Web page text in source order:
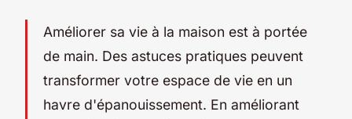
Améliorer sa vie à la maison est à portée
de main. Des astuces pratiques peuvent
transformer votre espace de vie en un
havre d'épanouissement. En améliorant